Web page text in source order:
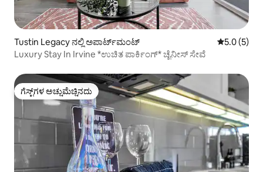
Tustin Legacy ನಲ್ಲಿ ಅಪಾರ್ಟ್‌ಮಂಟ್ 5 ರಲ್ಲಿ 5.0
5.0 (5)
Luxury Stay In Irvine *ಉಚಿತ ಪಾರ್ಕಿಂಗ್* ಚೈನೀಸ್ ಸೇವೆ
ಗೆಸ್ಟ್‌ಗಳ ಅಚ್ಚುಮೆಚ್ಚಿನದು
ಗೆಸ್ಟ್‌ಗಳ ಅಚ್ಚುಮೆಚ್ಚಿನದು